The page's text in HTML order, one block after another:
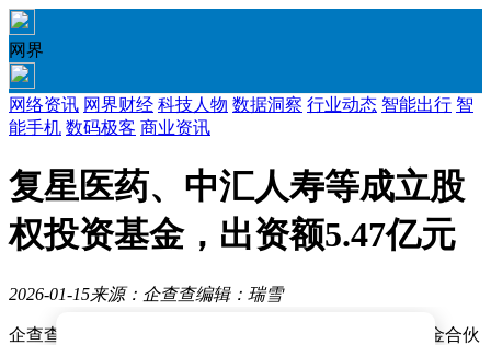
网界
网络资讯 网界财经 科技人物 数据洞察 行业动态 智能出行 智
能手机 数码极客 商业资讯
复星医药、中汇人寿等成立股
权投资基金，出资额5.47亿元
2026-01-15来源：企查查编辑：瑞雪
企查查APP显示，近日，中汇复弘（天津）股权投资基金合伙